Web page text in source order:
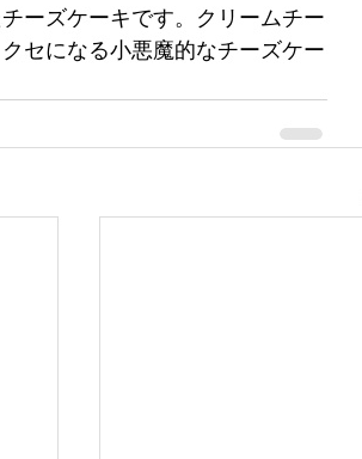
ーズケーキです。クリームチー
セになる小悪魔的なチーズケー